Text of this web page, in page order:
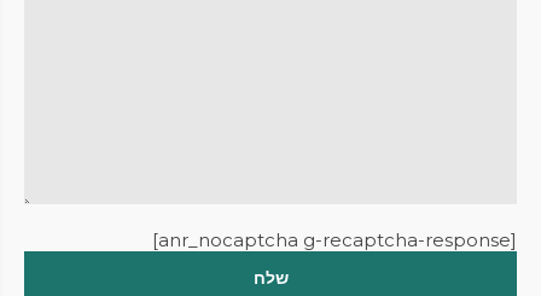
[anr_nocaptcha g-recaptcha-response]